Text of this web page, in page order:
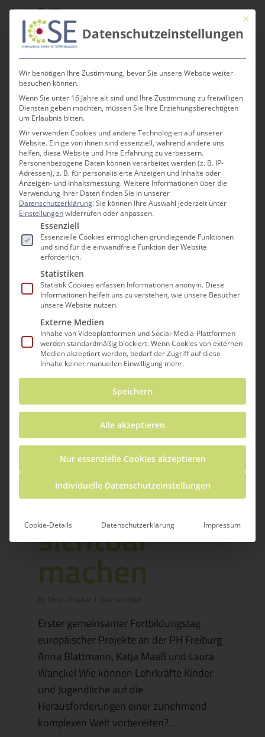
Skip
content
search
Category
Kurz berichtet
Europäische
Projektarbeit
gemeinsam
sichtbar
machen
By
Erster gemeinsamer Fortbildungstag
europäischer Projekte an der PH Freiburg
Anna Blattmann, Katja Maaß und Laura
Wanckel Wie können Lehrkräfte Kinder
und Jugendliche auf die
Herausforderungen einer zunehmend
komplexen Welt vorbereiten?...
Mit
Datenschutzeinstellungen
Wir benötigen Ihre Zustimmung, bevor Sie unsere Website weiter
besuchen können.
Wenn Sie unter 16 Jahre alt sind und Ihre Zustimmung zu freiwilligen
Diensten geben möchten, müssen Sie Ihre Erziehungsberechtigten
um Erlaubnis bitten.
Wir verwenden Cookies und andere Technologien auf unserer
Website. Einige von ihnen sind essenziell, während andere uns
helfen, diese Website und Ihre Erfahrung zu verbessern.
Personenbezogene Daten können verarbeitet werden (z. B. IP-
Adressen), z. B. für personalisierte Anzeigen und Inhalte oder
Anzeigen- und Inhaltsmessung.Weitere Informationen über die
Verwendung Ihrer Daten finden Sie in unserer
Datenschutzerklärung.Sie können Ihre Auswahl jederzeit unter
Einstellungenwiderrufen oder anpassen.
Es folgt eine Liste der Service-Gruppen, für die
Essenziell
Essenzielle Cookies ermöglichen grundlegende Funktionen
und sind für die einwandfreie Funktion der Website
erforderlich.
Statistiken
Statistik Cookies erfassen Informationen anonym. Diese
Informationen helfen uns zu verstehen, wie unsere Besucher
unsere Website nutzen.
Externe Medien
Inhalte von Videoplattformen und Social-Media-Plattformen
werden standardmäßig blockiert. Wenn Cookies von externen
Medien akzeptiert werden, bedarf der Zugriff auf diese
Inhalte keiner manuellen Einwilligung mehr.
Speichern
Alle akzeptieren
Nur essenzielle Cookies akzeptieren
Individuelle Datenschutzeinstellungen
Cookie-Details Datenschutzerklärung Impressum